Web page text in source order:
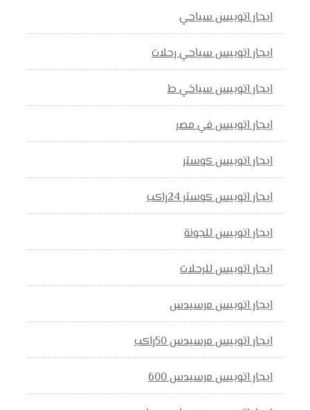
ايجار اتوبيس سياحي
ايجار اتوبيس سياحي رحلات
ايجار اتوبيس سياخي ط
ايجار اتوبيس في مصر
ايجار اتوبيس كوستر
ايجار اتوبيس كوستر 24راكب
ايجار اتوبيس للجونة
ايجار اتوبيس للرحلات
ايجار اتوبيس مرسيدس
ايجار اتوبيس مرسيدس 50راكب
ايجار اتوبيس مرسيدس 600